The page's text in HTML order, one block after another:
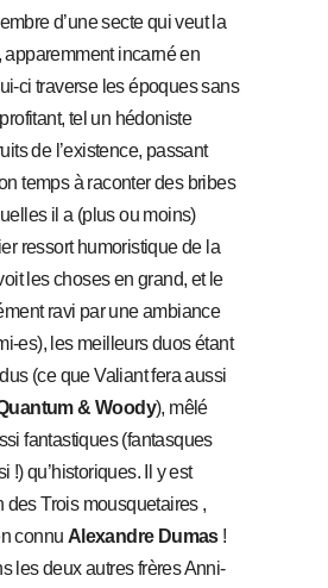
d’une secte qui veut la
apparemment incarné en
ci traverse les époques sans
tel un hédoniste
de l’existence, passant
temps à raconter des bribes
il a (plus ou moins)
ressort humoristique de la
les choses en grand, et le
ravi par une ambiance
es), les meilleurs duos étant
(ce que Valiant fera aussi
& Woody), mêlé
fantastiques (fantasques
!) qu’historiques. Il y est
des Trois mousquetaires ,
connu Alexandre Dumas !
les deux autres frères Anni-